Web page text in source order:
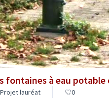
fontaines à eau potable
Projet lauréat 0